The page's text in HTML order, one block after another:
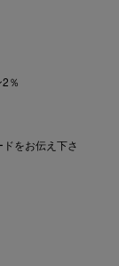
％
をお伝え下さ